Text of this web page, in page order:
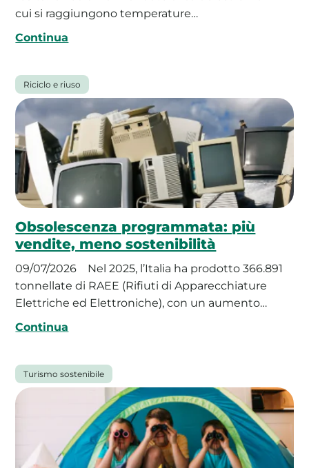
cui si raggiungono temperature…
Continua
Riciclo e riuso
Obsolescenza programmata: più
vendite, meno sostenibilità
09/07/2026
Nel 2025, l’Italia ha prodotto 366.891
tonnellate di RAEE (Rifiuti di Apparecchiature
Elettriche ed Elettroniche), con un aumento…
Continua
Turismo sostenibile